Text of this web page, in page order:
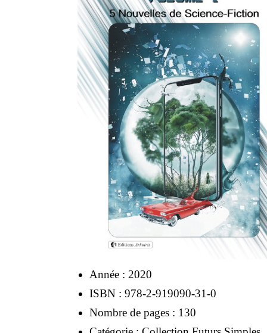
Année : 2020
ISBN : 978-2-919090-31-0
Nombre de pages : 130